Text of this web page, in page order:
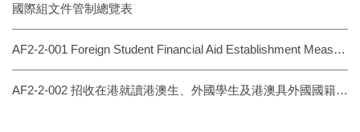
國際組文件管制總覽表
AF2-2-001 Foreign Student Financial Aid Establishment Measure 外國學生助學金設置辦法 - 20241217
AF2-2-002 招收在港就讀港澳生、外國學生及港澳具外國國籍之華裔學生來臺入學及轉學試辦計畫單獨招生規定